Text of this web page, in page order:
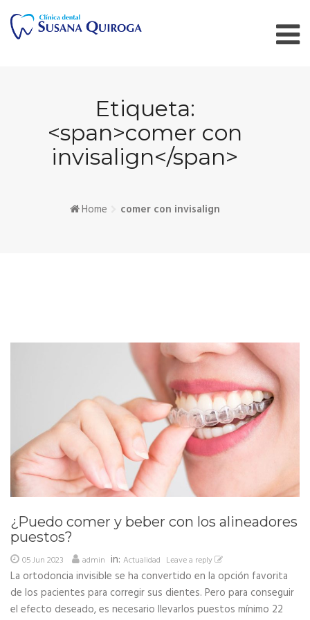
content
Etiqueta:
<span>comer con
invisalign</span>
Home comer con invisalign
¿Puedo comer y beber con los alineadores
puestos?
05 Jun 2023 admin in: Actualidad Leave a reply
La ortodoncia invisible se ha convertido en la opción favorita
de los pacientes para corregir sus dientes. Pero para conseguir
el efecto deseado, es necesario llevarlos puestos mínimo 22